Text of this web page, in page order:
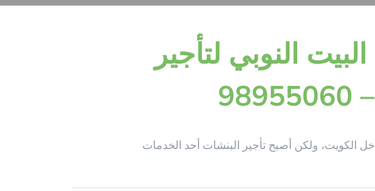
النوبي لتأجير
الكويت، ولكن أصبح تأجير البنشات أحد الخدمات